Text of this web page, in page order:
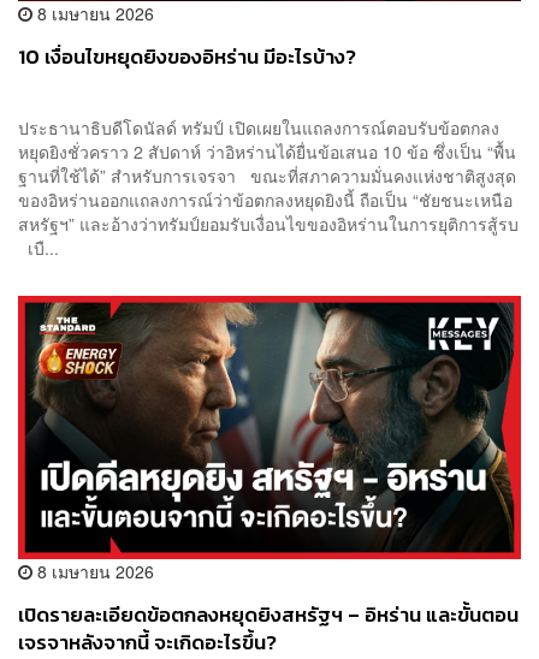
8 เมษายน 2026
10 เงื่อนไขหยุดยิงของอิหร่าน มีอะไรบ้าง?
ประธานาธิบดีโดนัลด์ ทรัมป์ เปิดเผยในแถลงการณ์ตอบรับข้อตกลง
หยุดยิงชั่วคราว 2 สัปดาห์ ว่าอิหร่านได้ยื่นข้อเสนอ 10 ข้อ ซึ่งเป็น “พื้น
ฐานที่ใช้ได้” สำหรับการเจรจา ขณะที่สภาความมั่นคงแห่งชาติสูงสุด
ของอิหร่านออกแถลงการณ์ว่าข้อตกลงหยุดยิงนี้ ถือเป็น “ชัยชนะเหนือ
สหรัฐฯ” และอ้างว่าทรัมป์ยอมรับเงื่อนไขของอิหร่านในการยุติการสู้รบ
เบื...
8 เมษายน 2026
เปิดรายละเอียดข้อตกลงหยุดยิงสหรัฐฯ – อิหร่าน และขั้นตอน
เจรจาหลังจากนี้ จะเกิดอะไรขึ้น?